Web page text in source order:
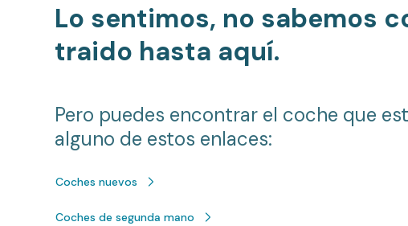
Lo sentimos, no sabemos
traido hasta aquí.
Pero puedes encontrar el coche que
alguno de estos enlaces:
Coches nuevos
Coches de segunda mano